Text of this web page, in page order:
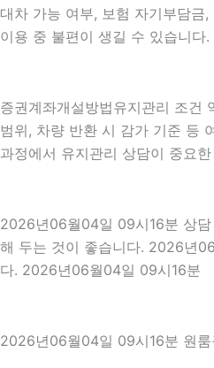
대차 가능 여부, 보험 자기부담금
이용 중 불편이 생길 수 있습니
증권계좌개설방법유지관리 조건
범위, 차량 반환 시 감가 기준 등
과정에서 유지관리 상담이 중요
2026년06월04일 09시16분 상담
해 두는 것이 좋습니다. 2026년
다. 2026년06월04일 09시16분
2026년06월04일 09시16분 원